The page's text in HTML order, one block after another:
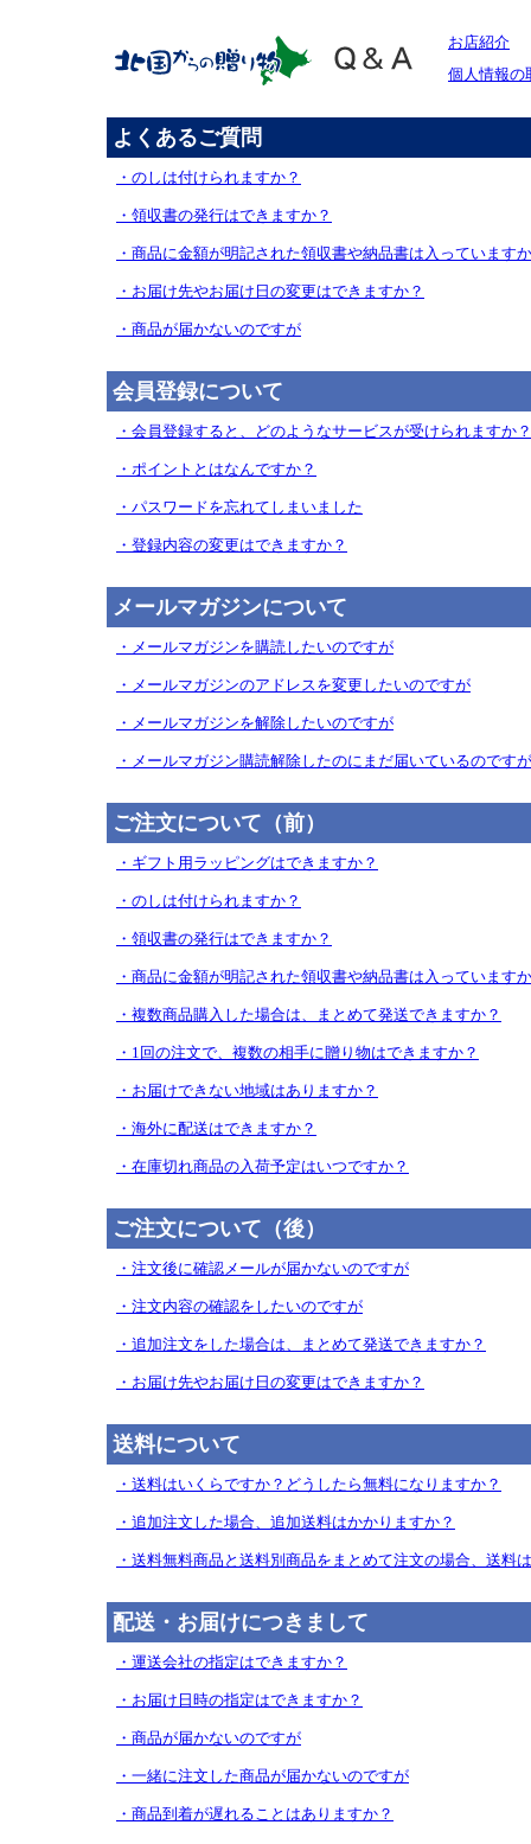
お店紹介
個人情報の
よくあるご質問
・のしは付けられますか？
・領収書の発行はできますか？
・商品に金額が明記された領収書や納品書は入っています
・お届け先やお届け日の変更はできますか？
・商品が届かないのですが
会員登録について
・会員登録すると、どのようなサービスが受けられますか？
・ポイントとはなんですか？
・パスワードを忘れてしまいました
・登録内容の変更はできますか？
メールマガジンについて
・メールマガジンを購読したいのですが
・メールマガジンのアドレスを変更したいのですが
・メールマガジンを解除したいのですが
・メールマガジン購読解除したのにまだ届いているのですが
ご注文について（前）
・ギフト用ラッピングはできますか？
・のしは付けられますか？
・領収書の発行はできますか？
・商品に金額が明記された領収書や納品書は入っています
・複数商品購入した場合は、まとめて発送できますか？
・1回の注文で、複数の相手に贈り物はできますか？
・お届けできない地域はありますか？
・海外に配送はできますか？
・在庫切れ商品の入荷予定はいつですか？
ご注文について（後）
・注文後に確認メールが届かないのですが
・注文内容の確認をしたいのですが
・追加注文をした場合は、まとめて発送できますか？
・お届け先やお届け日の変更はできますか？
送料について
・送料はいくらですか？どうしたら無料になりますか？
・追加注文した場合、追加送料はかかりますか？
・送料無料商品と送料別商品をまとめて注文の場合、送料
配送・お届けにつきまして
・運送会社の指定はできますか？
・お届け日時の指定はできますか？
・商品が届かないのですが
・一緒に注文した商品が届かないのですが
・商品到着が遅れることはありますか？